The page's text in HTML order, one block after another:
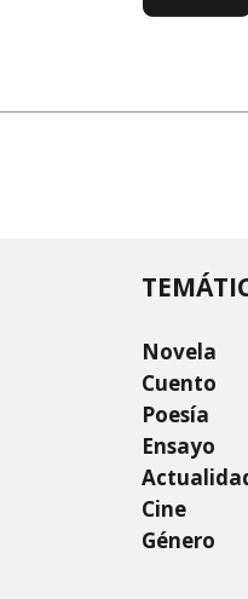
Novela
Cuento
Poesía
Ensayo
Cine
Género